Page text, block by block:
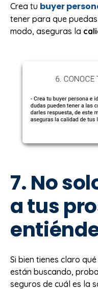
Crea tu buyer
tener para que
modo, aseguras la
7. No
a tus
Si bien tienes claro
están buscando,
seguros de cuál es la